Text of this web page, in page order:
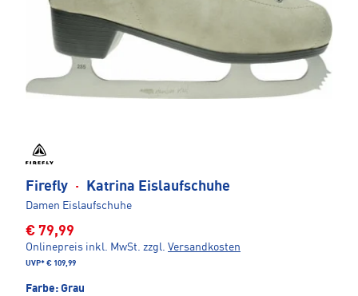
Firefly · Katrina Eislaufschuhe
Damen Eislaufschuhe
€ 79,99
Onlinepreis inkl. MwSt. zzgl. Versandkosten
UVP* € 109,99
Farbe: Grau